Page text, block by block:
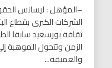
–المؤهل : ليسانس
الشركات الكبرى بقطاع
ثقافة بورسعيد سابقا
الزمن وتتحول الموهبة
والعميقة...